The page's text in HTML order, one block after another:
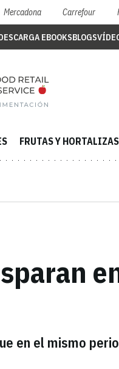
Mercadona Carrefour
EBOOKSBLOGS
FRUTAS Y HORTALIZAS
en el mismo